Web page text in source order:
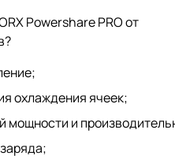
Powershare PRO от
охлаждения ячеек;
мощности и